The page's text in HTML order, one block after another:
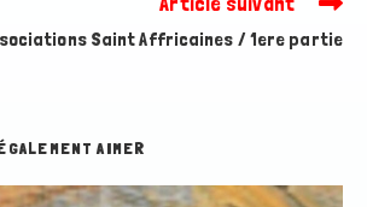
Saint Affricaines / 1ere partie
AIMER